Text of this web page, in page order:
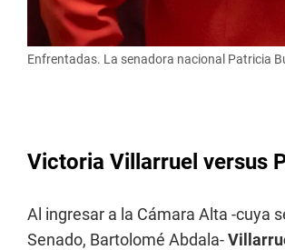
Enfrentadas. La senadora nacional Patricia
Victoria Villarruel versus
Al ingresar a la Cámara Alta -cuya
Senado, Bartolomé Abdala-